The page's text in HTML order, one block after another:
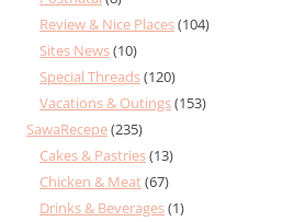
Review & Nice Places(104)
Sites News(10)
Special Threads(120)
Vacations & Outings(153)
SawaRecepe(235)
Cakes & Pastries(13)
Chicken & Meat(67)
Drinks & Beverages(1)